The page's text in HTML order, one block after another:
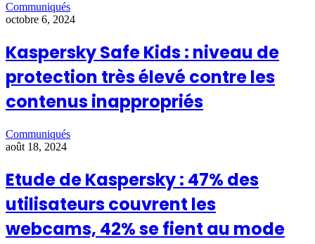
Communiqués
octobre 6, 2024
Kaspersky Safe Kids : niveau de
protection très élevé contre les
contenus inappropriés
Communiqués
août 18, 2024
Etude de Kaspersky : 47% des
utilisateurs couvrent les
webcams, 42% se fient au mode